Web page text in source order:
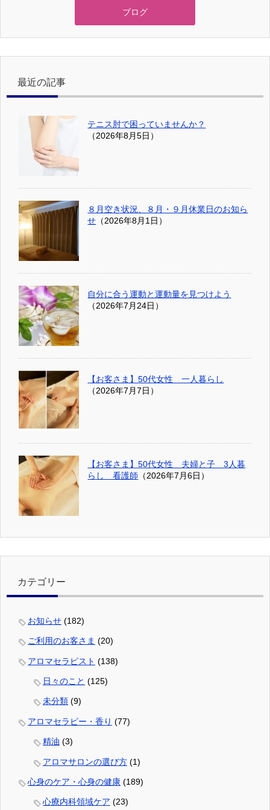
ブログ
最近の記事
テニス肘で困っていませんか？
（2026年8月5日）
８月空き状況、８月・９月休業日のお知ら
せ （2026年8月1日）
自分に合う運動と運動量を見つけよう
（2026年7月24日）
【お客さま】50代女性 一人暮らし
（2026年7月7日）
【お客さま】50代女性 夫婦と子 3人暮
らし 看護師 （2026年7月6日）
カテゴリー
お知らせ (182)
ご利用のお客さま (20)
アロマセラピスト (138)
日々のこと (125)
未分類 (9)
アロマセラピー・香り (77)
精油 (3)
アロマサロンの選び方 (1)
心身のケア・心身の健康 (189)
心療内科領域ケア (23)